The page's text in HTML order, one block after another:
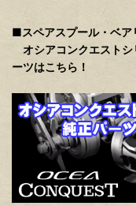
■スペアスプール・ベア
オシアコンクエストシ
ーツはこちら！